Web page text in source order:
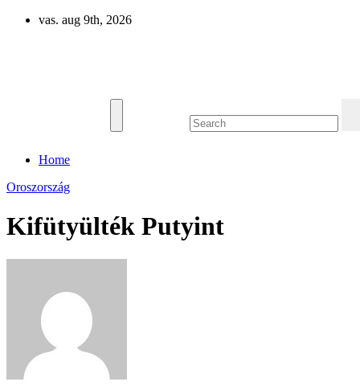
Skip
vas. aug 9th, 2026
Home
Oroszország
Kifütyülték Putyint